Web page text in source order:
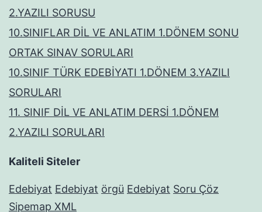
2.YAZILI SORUSU
10.SINIFLAR DİL VE ANLATIM 1.DÖNEM SONU
ORTAK SINAV SORULARI
10.SINIF TÜRK EDEBİYATI 1.DÖNEM 3.YAZILI
SORULARI
11. SINIF DİL VE ANLATIM DERSİ 1.DÖNEM
2.YAZILI SORULARI
Kaliteli Siteler
Edebiyat Edebiyat örgü Edebiyat Soru Çöz
Sipemap XML